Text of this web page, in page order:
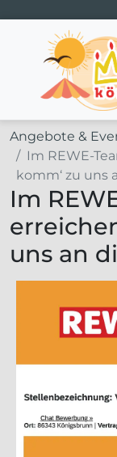
Angebote &
Im REWE-
komm‘ zu uns
Im
uns an